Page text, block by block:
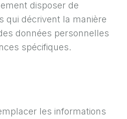
disposer de
qui décrivent la manière
données personnelles
spécifiques.
les informations